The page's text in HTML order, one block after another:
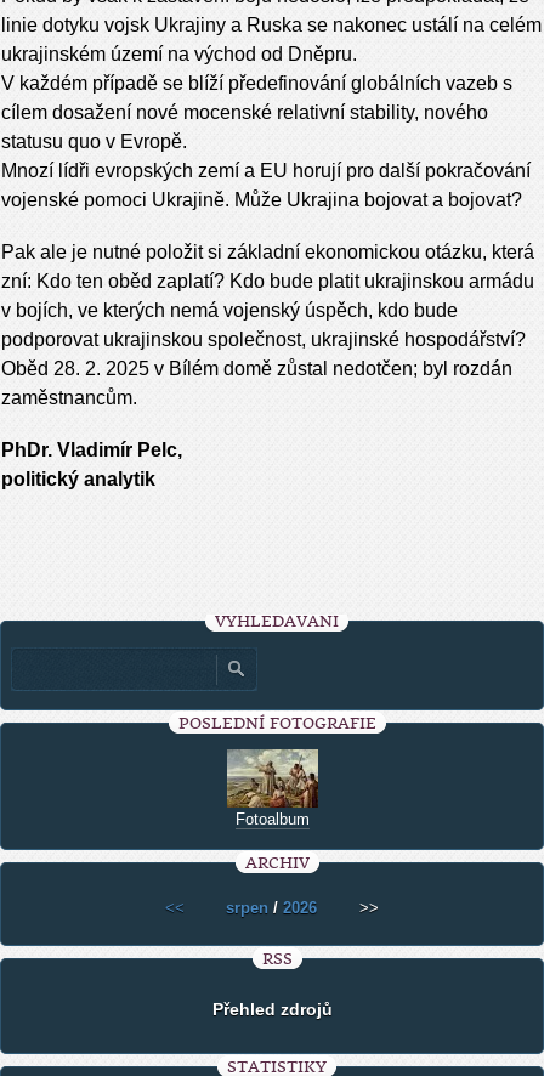
linie dotyku vojsk Ukrajiny a Ruska se nakonec ustálí na celém
ukrajinském území na východ od Dněpru.
V každém případě se blíží předefinování globálních vazeb s
cílem dosažení nové mocenské relativní stability, nového
statusu quo v Evropě.
Mnozí lídři evropských zemí a EU horují pro další pokračování
vojenské pomoci Ukrajině. Může Ukrajina bojovat a bojovat?
Pak ale je nutné položit si základní ekonomickou otázku, která
zní: Kdo ten oběd zaplatí? Kdo bude platit ukrajinskou armádu
v bojích, ve kterých nemá vojenský úspěch, kdo bude
podporovat ukrajinskou společnost, ukrajinské hospodářství?
Oběd 28. 2. 2025 v Bílém domě zůstal nedotčen; byl rozdán
zaměstnancům.
PhDr. Vladimír Pelc,
politický analytik
VYHLEDÁVÁNÍ
POSLEDNÍ FOTOGRAFIE
Fotoalbum
ARCHIV
<< srpen / 2026 >>
RSS
Přehled zdrojů
STATISTIKY